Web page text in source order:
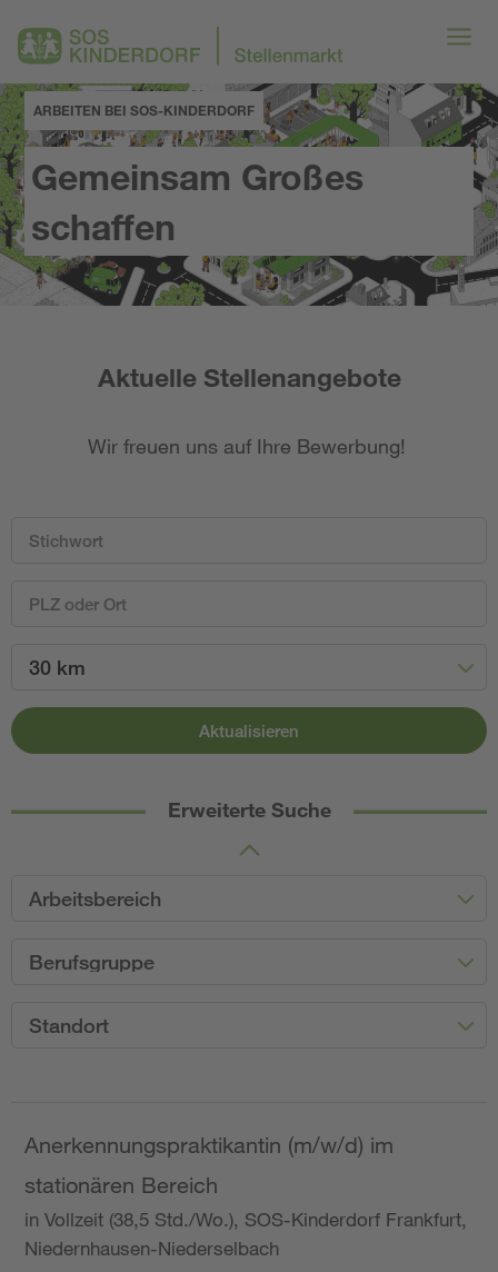
ARBEITEN BEI SOS-KINDERDORF
Gemeinsam Großes
schaffen
Aktuelle Stellenangebote
Wir freuen uns auf Ihre Bewerbung!
30 km
Aktualisieren
Erweiterte Suche
Arbeitsbereich
Berufsgruppe
Standort
Anerkennungspraktikantin (m/w/d) im
stationären Bereich
in Vollzeit (38,5 Std./Wo.), SOS-Kinderdorf Frankfurt,
Niedernhausen-Niederselbach